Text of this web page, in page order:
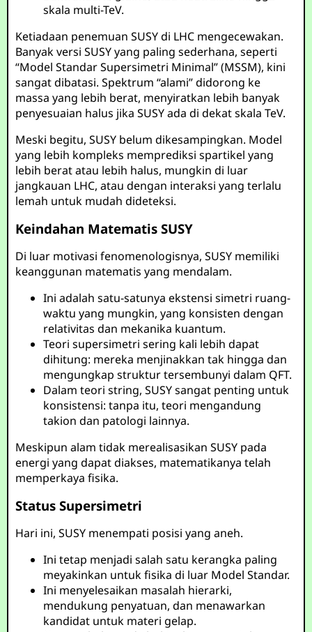
skala multi-TeV.
Ketiadaan penemuan SUSY di LHC mengecewakan.
Banyak versi SUSY yang paling sederhana, seperti
“Model Standar Supersimetri Minimal” (MSSM), kini
sangat dibatasi. Spektrum “alami” didorong ke
massa yang lebih berat, menyiratkan lebih banyak
penyesuaian halus jika SUSY ada di dekat skala TeV.
Meski begitu, SUSY belum dikesampingkan. Model
yang lebih kompleks memprediksi spartikel yang
lebih berat atau lebih halus, mungkin di luar
jangkauan LHC, atau dengan interaksi yang terlalu
lemah untuk mudah dideteksi.
Keindahan Matematis SUSY
Di luar motivasi fenomenologisnya, SUSY memiliki
keanggunan matematis yang mendalam.
Ini adalah satu-satunya ekstensi simetri ruang-
waktu yang mungkin, yang konsisten dengan
relativitas dan mekanika kuantum.
Teori supersimetri sering kali lebih dapat
dihitung: mereka menjinakkan tak hingga dan
mengungkap struktur tersembunyi dalam QFT.
Dalam teori string, SUSY sangat penting untuk
konsistensi: tanpa itu, teori mengandung
takion dan patologi lainnya.
Meskipun alam tidak merealisasikan SUSY pada
energi yang dapat diakses, matematikanya telah
memperkaya fisika.
Status Supersimetri
Hari ini, SUSY menempati posisi yang aneh.
Ini tetap menjadi salah satu kerangka paling
meyakinkan untuk fisika di luar Model Standar.
Ini menyelesaikan masalah hierarki,
mendukung penyatuan, dan menawarkan
kandidat untuk materi gelap.